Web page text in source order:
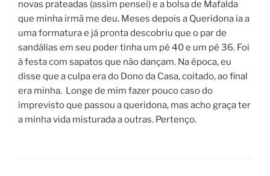
novas prateadas (assim pensei) e a bolsa de Mafalda
que minha irmã me deu. Meses depois a Queridona ia a
uma formatura e já pronta descobriu que o par de
sandálias em seu poder tinha um pé 40 e um pé 36. Foi
à festa com sapatos que não dançam. Na época, eu
disse que a culpa era do Dono da Casa, coitado, ao final
era minha. Longe de mim fazer pouco caso do
imprevisto que passou a queridona, mas acho graça ter
a minha vida misturada a outras. Pertenço.